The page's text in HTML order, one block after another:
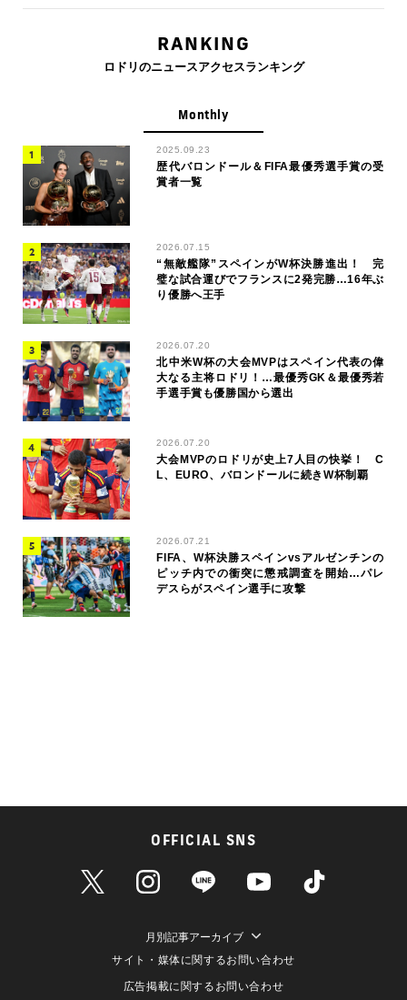
RANKING
ロドリのニュースアクセスランキング
Monthly
2025.09.23
歴代バロンドール＆FIFA最優秀選手賞の受
賞者一覧
2026.07.15
“無敵艦隊”スペインがW杯決勝進出！ 完
璧な試合運びでフランスに2発完勝…16年ぶ
り優勝へ王手
2026.07.20
北中米W杯の大会MVPはスペイン代表の偉
大なる主将ロドリ！…最優秀GK＆最優秀若
手選手賞も優勝国から選出
2026.07.20
大会MVPのロドリが史上7人目の快挙！ C
L、EURO、バロンドールに続きW杯制覇
2026.07.21
FIFA、W杯決勝スペインvsアルゼンチンの
ピッチ内での衝突に懲戒調査を開始…パレ
デスらがスペイン選手に攻撃
OFFICIAL SNS
月別記事アーカイブ
サイト・媒体に関するお問い合わせ
広告掲載に関するお問い合わせ